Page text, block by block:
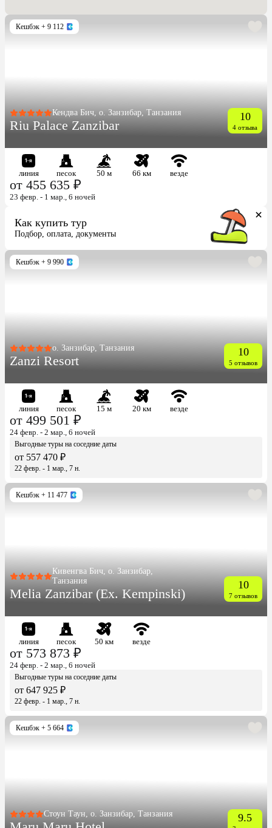
Кешбэк + 9 112
Кендва Бич, о. Занзибар, Танзания
Riu Palace Zanzibar
10
4 отзыва
линия песок 50 м 66 км везде
от 455 635 ₽
23 февр. - 1 мар., 6 ночей
Как купить тур
Подбор, оплата, документы
Кешбэк + 9 990
о. Занзибар, Танзания
Zanzi Resort
10
5 отзывов
линия песок 15 м 20 км везде
от 499 501 ₽
24 февр. - 2 мар., 6 ночей
Выгодные туры на соседние даты
от 557 470 ₽
22 февр. - 1 мар., 7 н.
Кешбэк + 11 477
Кивенгва Бич, о. Занзибар,
Танзания
Melia Zanzibar (Ex. Kempinski)
10
7 отзывов
линия песок 50 км везде
от 573 873 ₽
24 февр. - 2 мар., 6 ночей
Выгодные туры на соседние даты
от 647 925 ₽
22 февр. - 1 мар., 7 н.
Кешбэк + 5 664
Стоун Таун, о. Занзибар, Танзания 9.5